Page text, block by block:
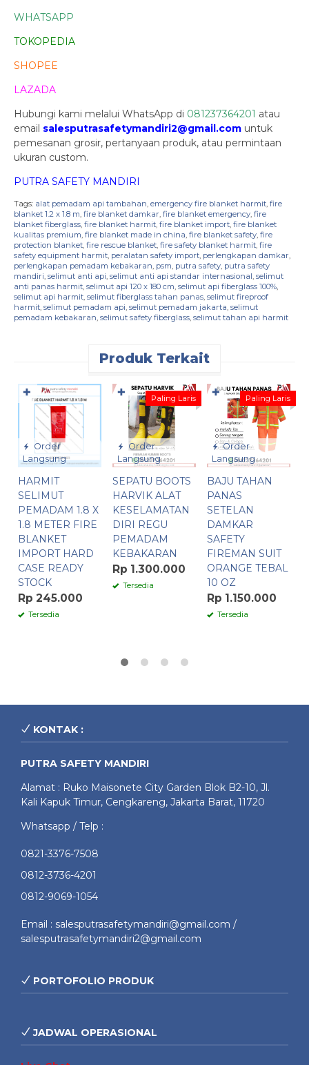
WHATSAPP
TOKOPEDIA
SHOPEE
LAZADA
Hubungi kami melalui WhatsApp di 081237364201 atau
email salesputrasafetymandiri2@gmail.com untuk
pemesanan grosir, pertanyaan produk, atau permintaan
ukuran custom.
PUTRA SAFETY MANDIRI
Tags: alat pemadam api tambahan emergency fire blanket harmit fire
blanket 1.2 x 1.8 m fire blanket damkar fire blanket emergency fire
blanket fiberglass fire blanket harmit fire blanket import fire blanket
kualitas premium fire blanket made in china fire blanket safety fire
protection blanket fire rescue blanket fire safety blanket harmit fire
safety equipment harmit peralatan safety import perlengkapan damkar
perlengkapan pemadam kebakaran psm putra safety putra safety
mandiri selimut anti api selimut anti api standar internasional selimut
anti panas harmit selimut api 120 x 180 cm selimut api fiberglass 100%
selimut api harmit selimut fiberglass tahan panas selimut fireproof
harmit selimut pemadam api selimut pemadam jakarta selimut
pemadam kebakaran selimut safety fiberglass selimut tahan api harmit
Produk Terkait
Order
Langsung
HARMIT
SELIMUT
PEMADAM 1.8 X
1.8 METER FIRE
BLANKET
IMPORT HARD
CASE READY
STOCK
Rp 245.000
Tersedia
✚
Order
Langsung
Paling Laris
SEPATU BOOTS
HARVIK ALAT
KESELAMATAN
DIRI REGU
PEMADAM
KEBAKARAN
Rp 1.300.000
Tersedia
✚
Order
Langsung
Paling Laris
BAJU TAHAN
PANAS
SETELAN
DAMKAR
SAFETY
FIREMAN SUIT
ORANGE TEBAL
10 OZ
Rp 1.150.000
Tersedia
✚
KONTAK :
PUTRA SAFETY MANDIRI
Alamat : Ruko Maisonete City Garden Blok B2-10, Jl.
Kali Kapuk Timur, Cengkareng, Jakarta Barat, 11720
Whatsapp / Telp :
0821-3376-7508
0812-3736-4201
0812-9069-1054
Email : salesputrasafetymandiri@gmail.com /
salesputrasafetymandiri2@gmail.com
PORTOFOLIO PRODUK
JADWAL OPERASIONAL